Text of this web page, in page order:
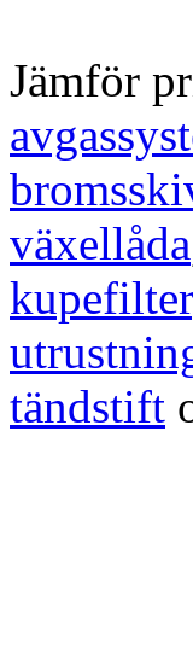
Jämför
växellåda
kupefilter
tändstift